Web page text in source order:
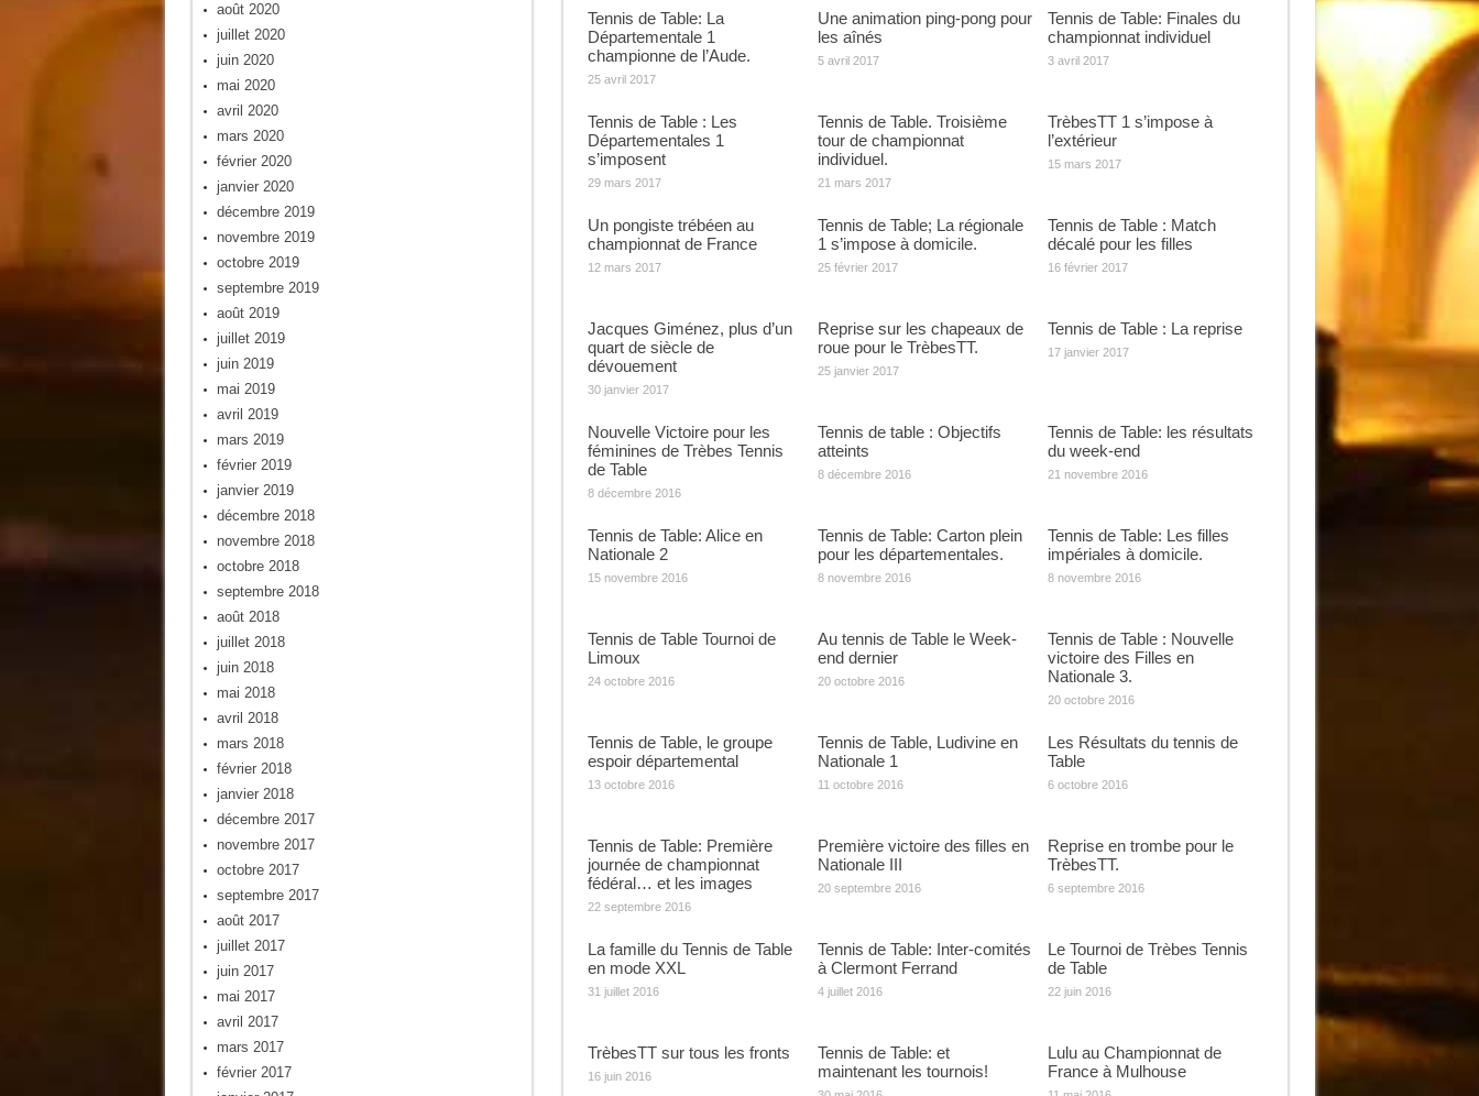
Tennis de Table: La
Départementale 1
championne de l’Aude.
25 avril 2017
Une animation ping-pong pour
les aînés
5 avril 2017
Tennis de Table: Finales du
championnat individuel
3 avril 2017
Tennis de Table : Les
Départementales 1
s’imposent
29 mars 2017
Tennis de Table. Troisième
tour de championnat
individuel.
21 mars 2017
TrèbesTT 1 s’impose à
l’extérieur
15 mars 2017
Un pongiste trébéen au
championnat de France
12 mars 2017
Tennis de Table; La régionale
1 s’impose à domicile.
25 février 2017
Tennis de Table : Match
décalé pour les filles
16 février 2017
Jacques Giménez, plus d’un
quart de siècle de
dévouement
30 janvier 2017
Reprise sur les chapeaux de
roue pour le TrèbesTT.
25 janvier 2017
Tennis de Table : La reprise
17 janvier 2017
Nouvelle Victoire pour les
féminines de Trèbes Tennis
de Table
8 décembre 2016
Tennis de table : Objectifs
atteints
8 décembre 2016
Tennis de Table: les résultats
du week-end
21 novembre 2016
Tennis de Table: Alice en
Nationale 2
15 novembre 2016
Tennis de Table: Carton plein
pour les départementales.
8 novembre 2016
Tennis de Table: Les filles
impériales à domicile.
8 novembre 2016
Tennis de Table Tournoi de
Limoux
24 octobre 2016
Au tennis de Table le Week-
end dernier
20 octobre 2016
Tennis de Table : Nouvelle
victoire des Filles en
Nationale 3.
20 octobre 2016
Tennis de Table, le groupe
espoir départemental
13 octobre 2016
Tennis de Table, Ludivine en
Nationale 1
11 octobre 2016
Les Résultats du tennis de
Table
6 octobre 2016
Tennis de Table: Première
journée de championnat
fédéral… et les images
22 septembre 2016
Première victoire des filles en
Nationale III
20 septembre 2016
Reprise en trombe pour le
TrèbesTT.
6 septembre 2016
La famille du Tennis de Table
en mode XXL
31 juillet 2016
Tennis de Table: Inter-comités
à Clermont Ferrand
4 juillet 2016
Le Tournoi de Trèbes Tennis
de Table
22 juin 2016
TrèbesTT sur tous les fronts
16 juin 2016
Tennis de Table: et
maintenant les tournois!
Lulu au Championnat de
France à Mulhouse
août 2020
juillet 2020
juin 2020
mai 2020
avril 2020
mars 2020
février 2020
janvier 2020
décembre 2019
novembre 2019
octobre 2019
septembre 2019
août 2019
juillet 2019
juin 2019
mai 2019
avril 2019
mars 2019
février 2019
janvier 2019
décembre 2018
novembre 2018
octobre 2018
septembre 2018
août 2018
juillet 2018
juin 2018
mai 2018
avril 2018
mars 2018
février 2018
janvier 2018
décembre 2017
novembre 2017
octobre 2017
septembre 2017
août 2017
juillet 2017
juin 2017
mai 2017
avril 2017
mars 2017
février 2017